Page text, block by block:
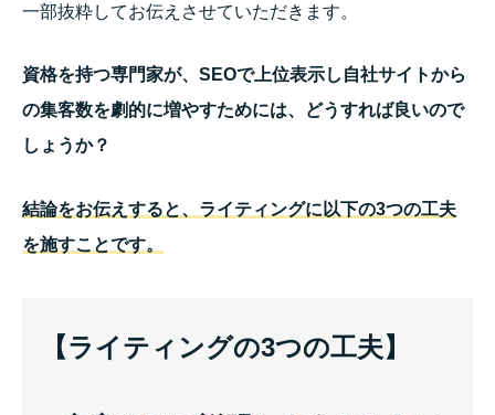
一部抜粋してお伝えさせていただきます。
資格を持つ専門家が、SEOで上位表示し自社サイトから
の集客数を劇的に増やすためには、どうすれば良いので
しょうか？
結論をお伝えすると、ライティングに以下の3つの工夫
を施すことです。
【ライティングの3つの工夫】